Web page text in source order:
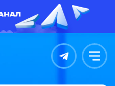
Контакты Меню